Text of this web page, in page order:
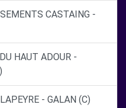
CASTAING -
HAUT ADOUR -
- GALAN (C)